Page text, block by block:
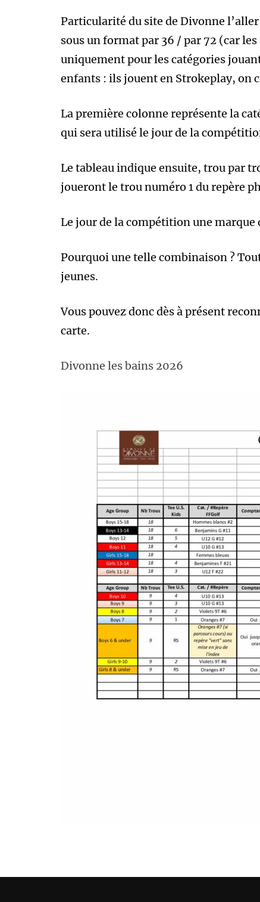
Particularité du site de Divonne
sous un format par 36 / par 72 (car
uniquement pour les catégories
enfants : ils jouent en Strokeplay, on
La première colonne représente la
qui sera utilisé le jour de la
Le tableau indique ensuite, trou par
joueront le trou numéro 1 du repère
Le jour de la compétition une marque
Pourquoi une telle combinaison ?
jeunes.
Vous pouvez donc dès à présent
carte.
Divonne les bains 2026